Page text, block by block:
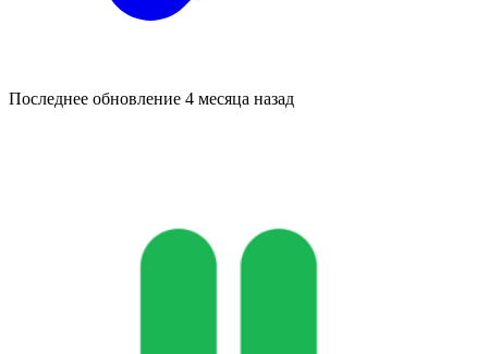
Последнее обновление 4 месяца назад